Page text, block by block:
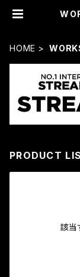
HOME
PRODUCT
該当